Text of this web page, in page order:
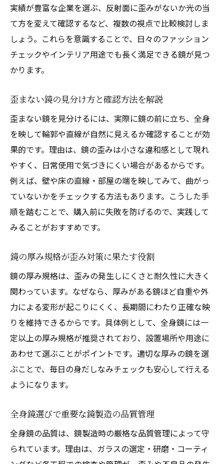
実績が豊富な企業を選ぶ、反射面に歪みがないか光の当
て方を変えて確認するなど、複数の視点で比較検討しま
しょう。これらを意識することで、日々のファッション
チェックやインテリア用途でも長く満足できる鏡が見つ
かります。
歪まない鏡の見分け方と確認方法を解説
歪まない鏡を見分けるには、実際に鏡の前に立ち、全身
を映して輪郭や直線が自然に見えるか確認することが効
果的です。理由は、鏡の歪みは小さな違和感として現れ
やすく、日常使用で気づきにくい場合があるからです。
例えば、壁や床の直線・部屋の端を映してみて、曲がっ
ていないかをチェックする方法もあります。こうした手
順を踏むことで、購入前に失敗を防げるので、実践して
みることがおすすめです。
鏡の厚み規格が歪み対策に果たす役割
鏡の厚み規格は、歪みの発生しにくさと耐久性に大きく
関わっています。なぜなら、厚みがある鏡ほど自重や外
力による変形が起こりにくく、長期間にわたり正確な映
りを維持できるからです。具体例として、全身鏡には一
定以上の厚み規格が推奨されており、設置場所や用途に
あわせて選ぶことがポイントです。適切な厚みの鏡を選
ぶことで、毎日の身だしなみチェックも安心して行える
ようになります。
全身鏡選びで重要な鏡製造の品質管理
全身鏡の品質は、鏡製造時の厳格な品質管理によって守
られています。理由は、ガラスの選定・研磨・コーティ